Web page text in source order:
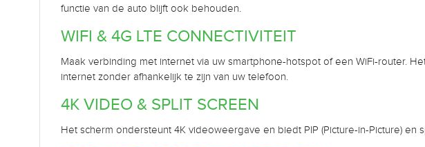
functie van de auto blijft ook behouden.
WIFI & 4G LTE CONNECTIVITEIT
Maak verbinding met internet via uw smartphone-hotspot of een WiFi-router.
internet zonder afhankelijk te zijn van uw telefoon.
4K VIDEO & SPLIT SCREEN
Het scherm ondersteunt 4K videoweergave en biedt PIP (Picture-in-Picture)